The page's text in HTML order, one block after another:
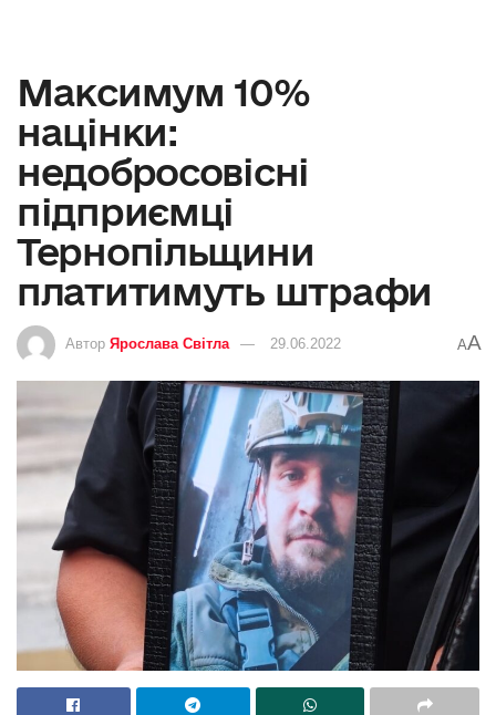
Максимум 10%
націнки:
недобросовісні
підприємці
Тернопільщини
платитимуть штрафи
Автор Ярослава Світла 29.06.2022 AA